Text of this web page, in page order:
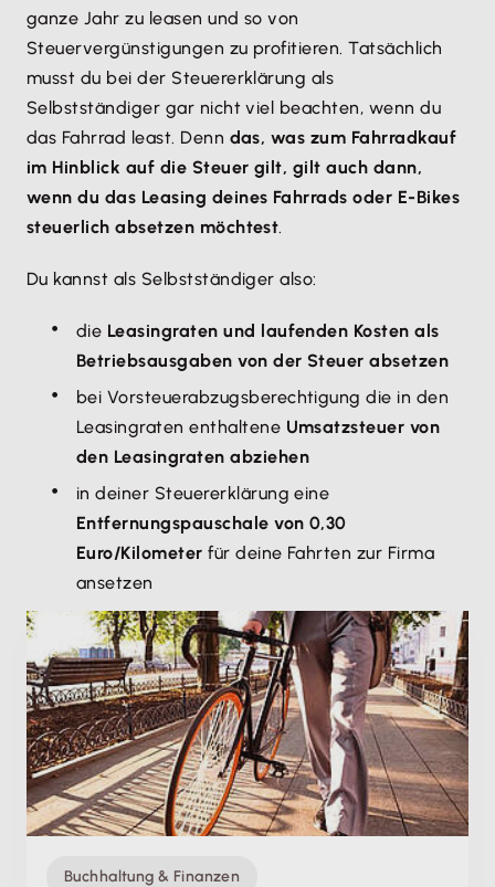
ganze Jahr zu leasen und so von
Steuervergünstigungen zu profitieren. Tatsächlich
musst du bei der Steuererklärung als
Selbstständiger gar nicht viel beachten, wenn du
das Fahrrad least. Denn das, was zum Fahrradkauf
im Hinblick auf die Steuer gilt, gilt auch dann,
wenn du das Leasing deines Fahrrads oder E-Bikes
steuerlich absetzen möchtest.
Du kannst als Selbstständiger also:
die Leasingraten und laufenden Kosten als
Betriebsausgaben von der Steuer absetzen
bei Vorsteuerabzugsberechtigung die in den
Leasingraten enthaltene Umsatzsteuer von
den Leasingraten abziehen
in deiner Steuererklärung eine
Entfernungspauschale von 0,30
Euro/Kilometer für deine Fahrten zur Firma
ansetzen
Buchhaltung & Finanzen